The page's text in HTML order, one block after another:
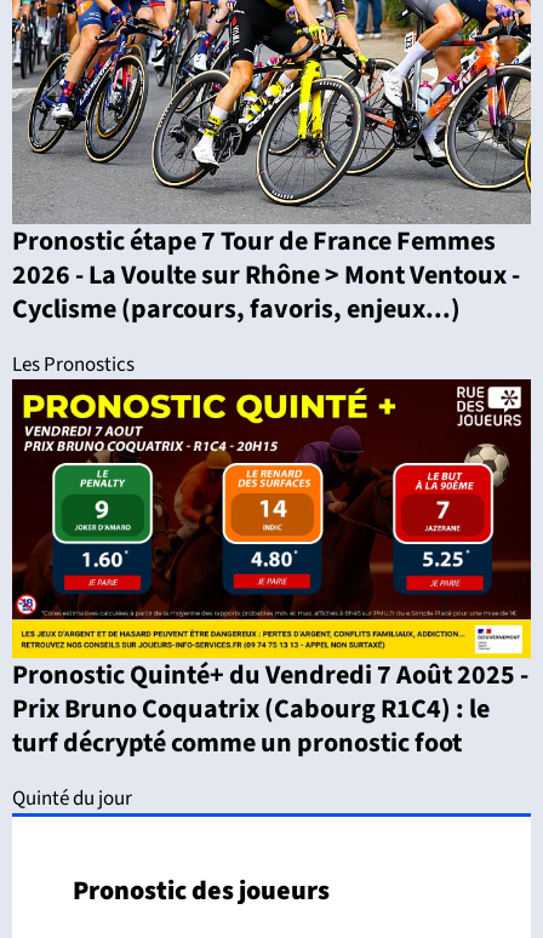
Pronostic étape 7 Tour de France Femmes
2026 - La Voulte sur Rhône > Mont Ventoux -
Cyclisme (parcours, favoris, enjeux...)
Les Pronostics
Pronostic Quinté+ du Vendredi 7 Août 2025 -
Prix Bruno Coquatrix (Cabourg R1C4) : le
turf décrypté comme un pronostic foot
Quinté du jour
Pronostic des joueurs